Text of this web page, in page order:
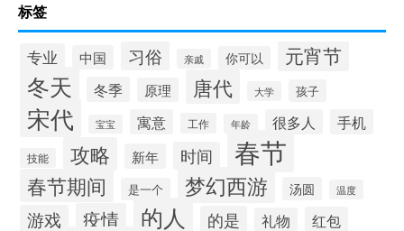
标签
专业 中国 习俗 亲戚 你可以 元宵节
冬天 冬季 原理 唐代 大学 孩子
宋代 宝宝 寓意 工作 年龄 很多人 手机
技能 攻略 新年 时间 春节
春节期间 是一个 梦幻西游 汤圆 温度
游戏 疫情 的人 的是 礼物 红包